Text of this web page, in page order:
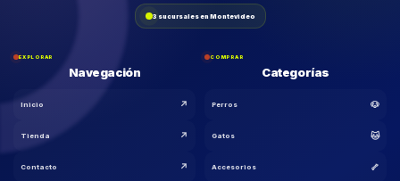
3 sucursales en Montevideo
EXPLORAR
Navegación
Inicio ↗
Tienda ↗
Contacto ↗
COMPRAR
Categorías
Perros 🐶
Gatos 🐱
Accesorios 🦴